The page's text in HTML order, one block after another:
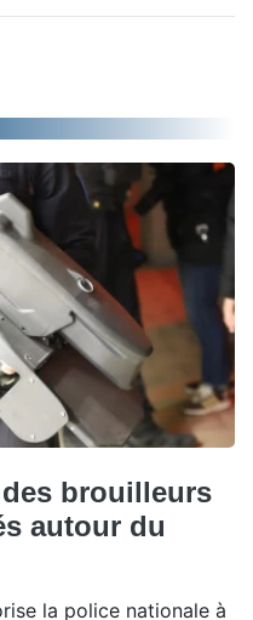
brouilleurs
autour du
la police nationale à